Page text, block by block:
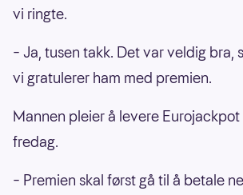
vi ringte.
– Ja, tusen takk. Det var veldig bra,
vi gratulerer ham med premien.
Mannen pleier å levere
fredag.
– Premien skal først gå til å betale